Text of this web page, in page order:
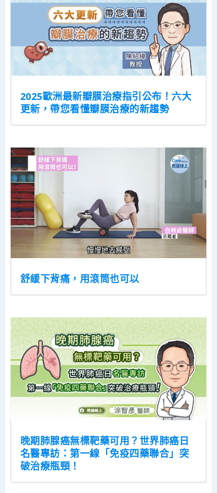
2025歐洲最新瓣膜治療指引公布！六大
更新，帶您看懂瓣膜治療的新趨勢
舒緩下背痛，用滾筒也可以
晚期肺腺癌無標靶藥可用？世界肺癌日
名醫專訪：第一線「免疫四藥聯合」突
破治療瓶頸！